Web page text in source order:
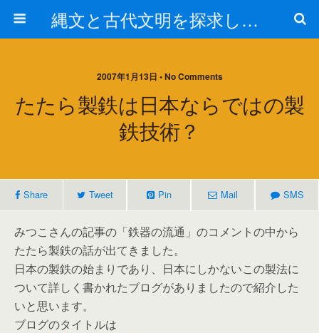
縄文と古代文明を探求しよう！
2007年1月13日 • No Comments
たたら製鉄は日本ならではの製
鉄技術？
Share Tweet Pin Mail SMS
みつこさんの記事の「鉄器の流通」のコメントの中から
たたら製鉄の話が出てきました。
日本の製鉄の始まりであり、日本にしかないこの製法に
ついて詳しく書かれたブログがありましたので紹介した
いと思います。
ブログのタイトルは